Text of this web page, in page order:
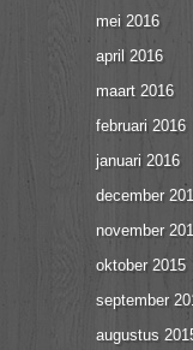
mei 2016
april 2016
maart 2016
februari 2016
januari 2016
december
november
oktober 2015
september
augustus